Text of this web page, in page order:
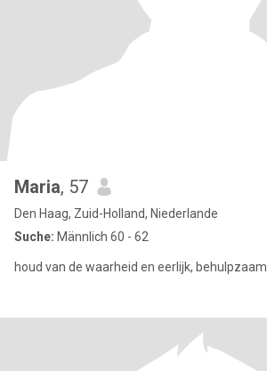
Maria, 57
Den Haag, Zuid-Holland, Niederlande
Suche: Männlich 60 - 62
houd van de waarheid en eerlijk, behulpzaam